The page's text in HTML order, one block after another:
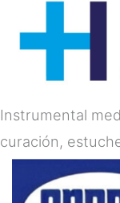
Instrumental
curación,